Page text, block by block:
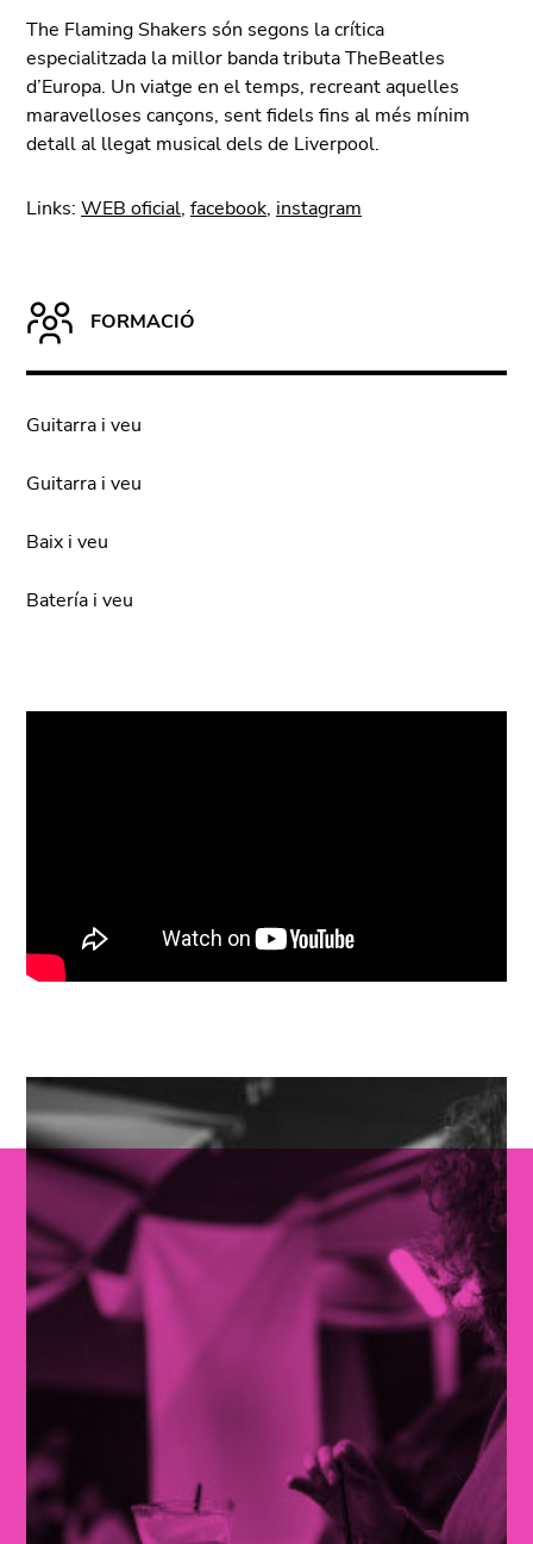
The Flaming Shakers són segons la crítica
especialitzada la millor banda tributa TheBeatles
d’Europa. Un viatge en el temps, recreant aquelles
maravelloses cançons, sent fidels fins al més mínim
detall al llegat musical dels de Liverpool.
Links: WEB oficial, facebook, instagram
FORMACIÓ
Guitarra i veu
Guitarra i veu
Baix i veu
Batería i veu